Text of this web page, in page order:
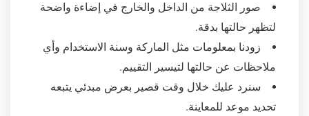
صور الثلاجة من الداخل والخارج في إضاءة واضحة
لتظهر حالتها بدقة.
زودنا بمعلومات مثل الماركة وسنة الاستخدام وأي
ملاحظات عن حالتها لتيسير التقييم.
سنرد عليك خلال وقت قصير بعرض مبدئي يتبعه
تحديد موعد للمعاينة.